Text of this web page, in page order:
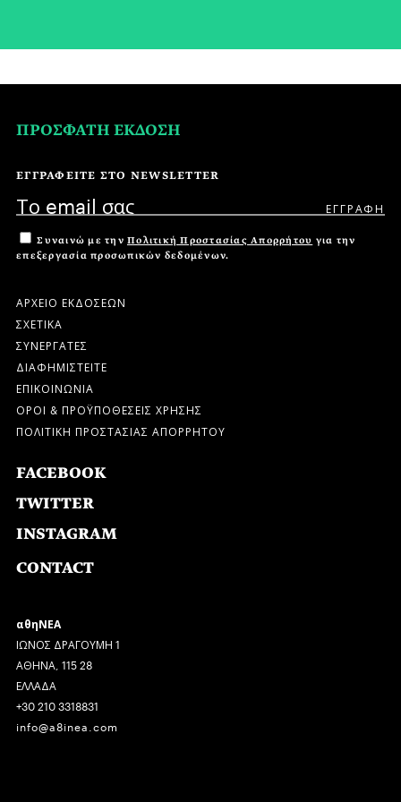
ΠΡΟΣΦΑΤΗ ΕΚΔΟΣΗ
ΕΓΓΡΑΦΕΙΤΕ ΣΤΟ NEWSLETTER
Συναινώ με την Πολιτική Προστασίας Απορρήτου για την
επεξεργασία προσωπικών δεδομένων.
ΑΡΧΕΙΟ ΕΚΔΟΣΕΩΝ
ΣΧΕΤΙΚΑ
ΣΥΝΕΡΓΑΤΕΣ
ΔΙΑΦΗΜΙΣΤΕΙΤΕ
ΕΠΙΚΟΙΝΩΝΙΑ
ΟΡΟΙ & ΠΡΟΫΠΟΘΕΣΕΙΣ ΧΡΗΣΗΣ
ΠΟΛΙΤΙΚΗ ΠΡΟΣΤΑΣΙΑΣ ΑΠΟΡΡΗΤΟΥ
FACEBOOK
TWITTER
INSTAGRAM
CONTACT
αθηΝΕΑ
ΙΩΝΟΣ ΔΡΑΓΟΥΜΗ 1
ΑΘΗΝΑ, 115 28
ΕΛΛΑΔΑ
+30 210 3318831
info@a8inea.com